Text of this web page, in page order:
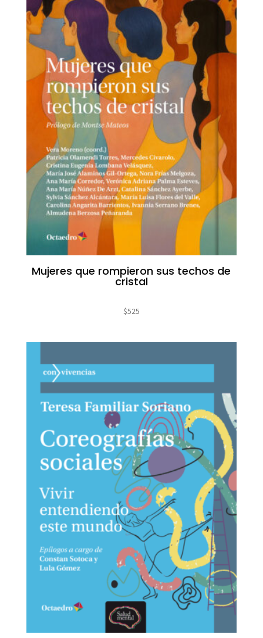
Mujeres que rompieron sus techos de
cristal
$525